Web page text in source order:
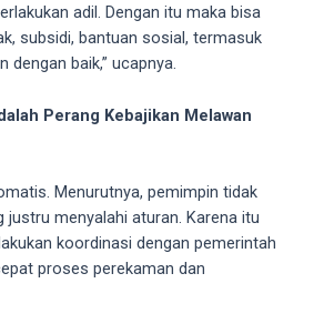
adil. Dengan itu maka bisa
subsidi, bantuan sosial, termasuk
dengan baik,” ucapnya.
Perang Kebajikan Melawan
Menurutnya, pemimpin tidak
justru menyalahi aturan. Karena itu
koordinasi dengan pemerintah
proses perekaman dan